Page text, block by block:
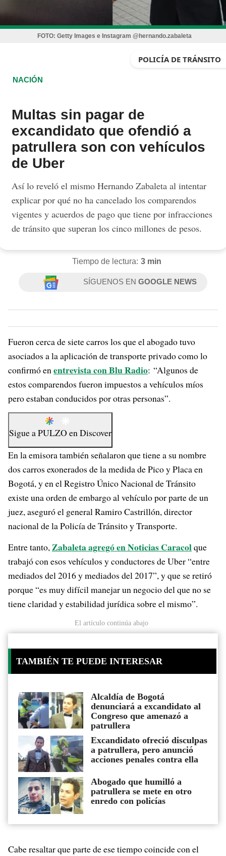
FOTO: Getty Images e Instagram @hernando.zabaleta
POLICÍA DE TRÁNSITO
NACIÓN
Multas sin pagar de
excandidato que ofendió a
patrullera son con vehículos
de Uber
Así lo reveló el mismo Hernando Zabaleta al intentar
explicar por qué no ha cancelado los comparendos
vigentes y acuerdos de pago que tiene por infracciones
de tránsito que superan los cinco millones de pesos.
Tiempo de lectura: 3 min
SÍGUENOS ENGOOGLE NEWS
Fueron cerca de siete carros los que el abogado tuvo
asociados a la aplicación de transporte privado como lo
confirmó enentrevista con Blu Radio: “Algunos de
estos comparendos fueron impuestos a vehículos míos
pero estaban conducidos por otras personas”.
Sigue aPULZO enDiscover
En la emisora también señalaron que tiene a su nombre
dos carros exonerados de la medida de Pico y Placa en
Bogotá, y en el Registro Único Nacional de Tránsito
existe una orden de embargo al vehículo por parte de un
juez, aseguró el general Ramiro Castrillón, director
nacional de la Policía de Tránsito y Transporte.
Entre tanto,Zabaleta agregó en Noticias Caracolque
trabajó con esos vehículos y conductores de Uber “entre
mediados del 2016 y mediados del 2017”, y que se retiró
porque “es muy difícil manejar un negocio del que no se
tiene claridad y estabilidad jurídica sobre el mismo”.
El artículo continúa abajo
TAMBIÉN TE PUEDE INTERESAR
Alcaldía de Bogotá
denunciará a excandidato al
Congreso que amenazó a
patrullera
Excandidato ofreció disculpas
a patrullera, pero anunció
acciones penales contra ella
Abogado que humilló a
patrullera se mete en otro
enredo con policías
Cabe resaltar que parte de ese tiempo coincide con el